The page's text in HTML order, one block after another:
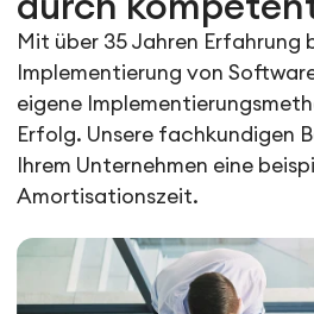
Mit über 35 Jahren Erfahrung
Implementierung von
eigene
Erfolg. Unsere fachkundigen
Ihrem Unternehmen eine
Amortisationszeit.